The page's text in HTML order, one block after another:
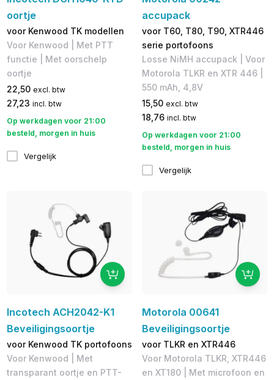
oortje
voor Kenwood TK modellen
Voor Kenwood | Met PTT
functie | Met oorschelp
oortje
22,50 excl. btw
27,23 incl. btw
Op werkdagen voor 21:00
besteld, morgen in huis
Vergelijk
accupack
voor T60, T80, T90, XTR446
serie portofoons
Losse NiMH accupack | ​​Voor
Motorola TLKR en XTR 446 |
550 mAh, 4,8V
15,50 excl. btw
18,76 incl. btw
Op werkdagen voor 21:00
besteld, morgen in huis
Vergelijk
Incotech ACH2042-K1
Beveiligingsoortje
voor Kenwood TK portofoons
Voor Kenwood | Met
transparant oortje en PTT-
Motorola 00641
Beveiligingsoortje
voor TLKR en XTR446
Voor Motorola TLKR, XTR446
en XT180 | Met microfoon en